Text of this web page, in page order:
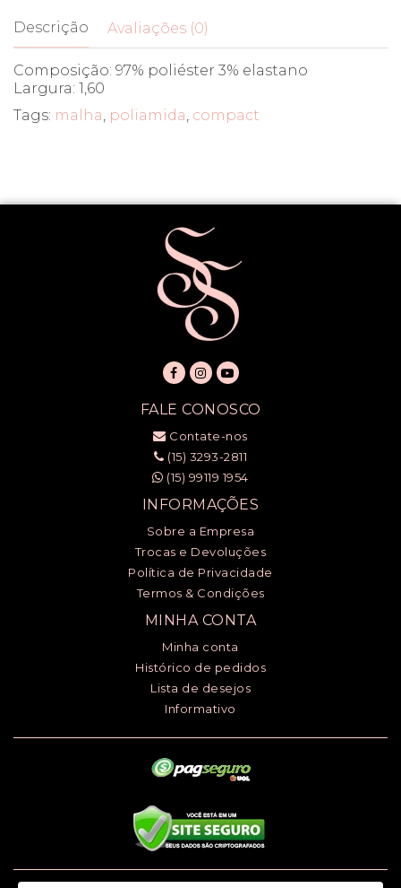
Descrição Avaliações (0)
Composição: 97% poliéster 3% elastano
Largura: 1,60
Tags: malha, poliamida, compact
FALE CONOSCO
Contate-nos
(15) 3293-2811
(15) 99119 1954
INFORMAÇÕES
Sobre a Empresa
Trocas e Devoluções
Política de Privacidade
Termos & Condições
MINHA CONTA
Minha conta
Histórico de pedidos
Lista de desejos
Informativo